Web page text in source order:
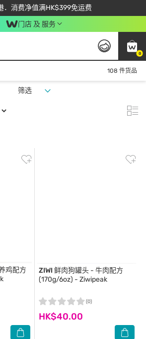
．消费净值满HK$399免运费
成为易赏钱会员尽享独家优惠
单买满$450 输入 NEWAPP 即减$50
门店 及 服务
0
108 件货品
筛选
鸡配方
ZIWI 鲜肉狗罐头 - 牛肉配方
(170g/6oz) - Ziwipeak
HK$40.00
(0)